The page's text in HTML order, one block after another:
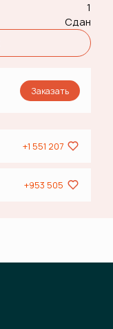
1
Сдан
Заказать
+1 551 207
+953 505